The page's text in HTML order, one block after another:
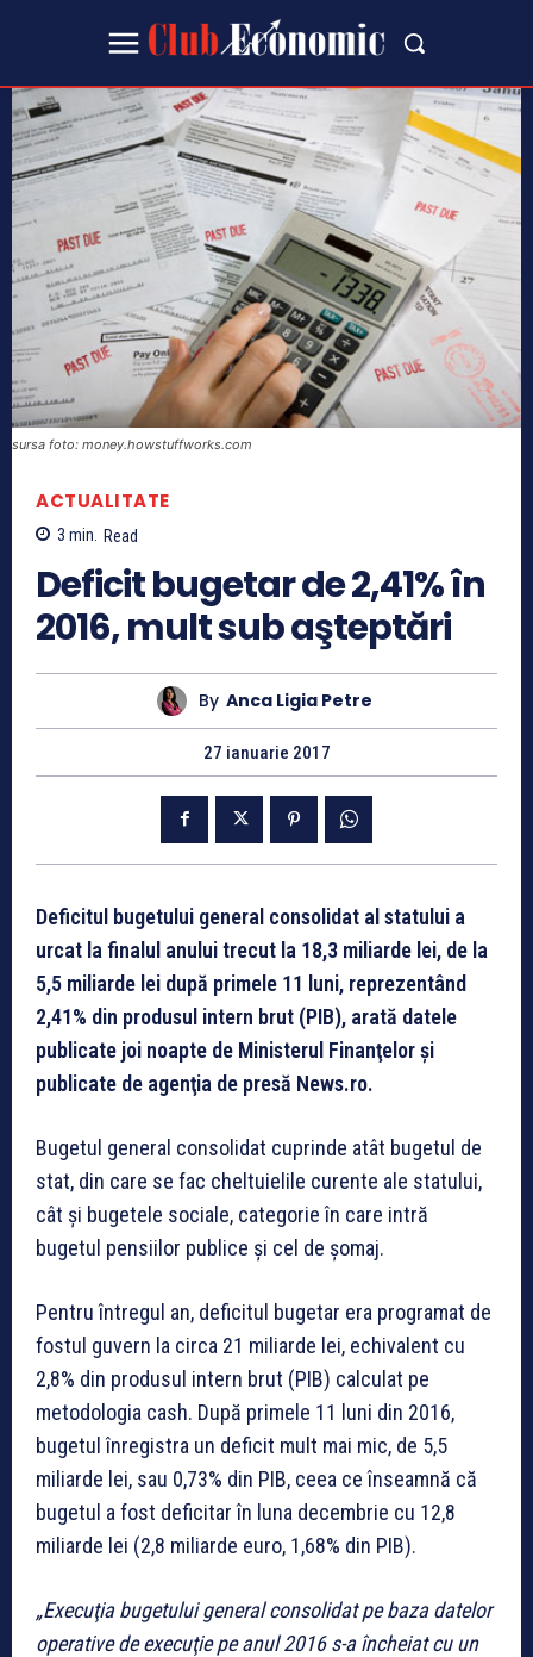
sursa foto: money.howstuffworks.com
ACTUALITATE
3 min. Read
Deficit bugetar de 2,41% în
2016, mult sub aşteptări
By Anca Ligia Petre
27 ianuarie 2017
Deficitul bugetului general consolidat al statului a
urcat la finalul anului trecut la 18,3 miliarde lei, de la
5,5 miliarde lei după primele 11 luni, reprezentând
2,41% din produsul intern brut (PIB), arată datele
publicate joi noapte de Ministerul Finanţelor şi
publicate de agenţia de presă News.ro.
Bugetul general consolidat cuprinde atât bugetul de
stat, din care se fac cheltuielile curente ale statului,
cât şi bugetele sociale, categorie în care intră
bugetul pensiilor publice şi cel de şomaj.
Pentru întregul an, deficitul bugetar era programat de
fostul guvern la circa 21 miliarde lei, echivalent cu
2,8% din produsul intern brut (PIB) calculat pe
metodologia cash. După primele 11 luni din 2016,
bugetul înregistra un deficit mult mai mic, de 5,5
miliarde lei, sau 0,73% din PIB, ceea ce înseamnă că
bugetul a fost deficitar în luna decembrie cu 12,8
miliarde lei (2,8 miliarde euro, 1,68% din PIB).
„Execuţia bugetului general consolidat pe baza datelor
operative de execuţie pe anul 2016 s-a încheiat cu un